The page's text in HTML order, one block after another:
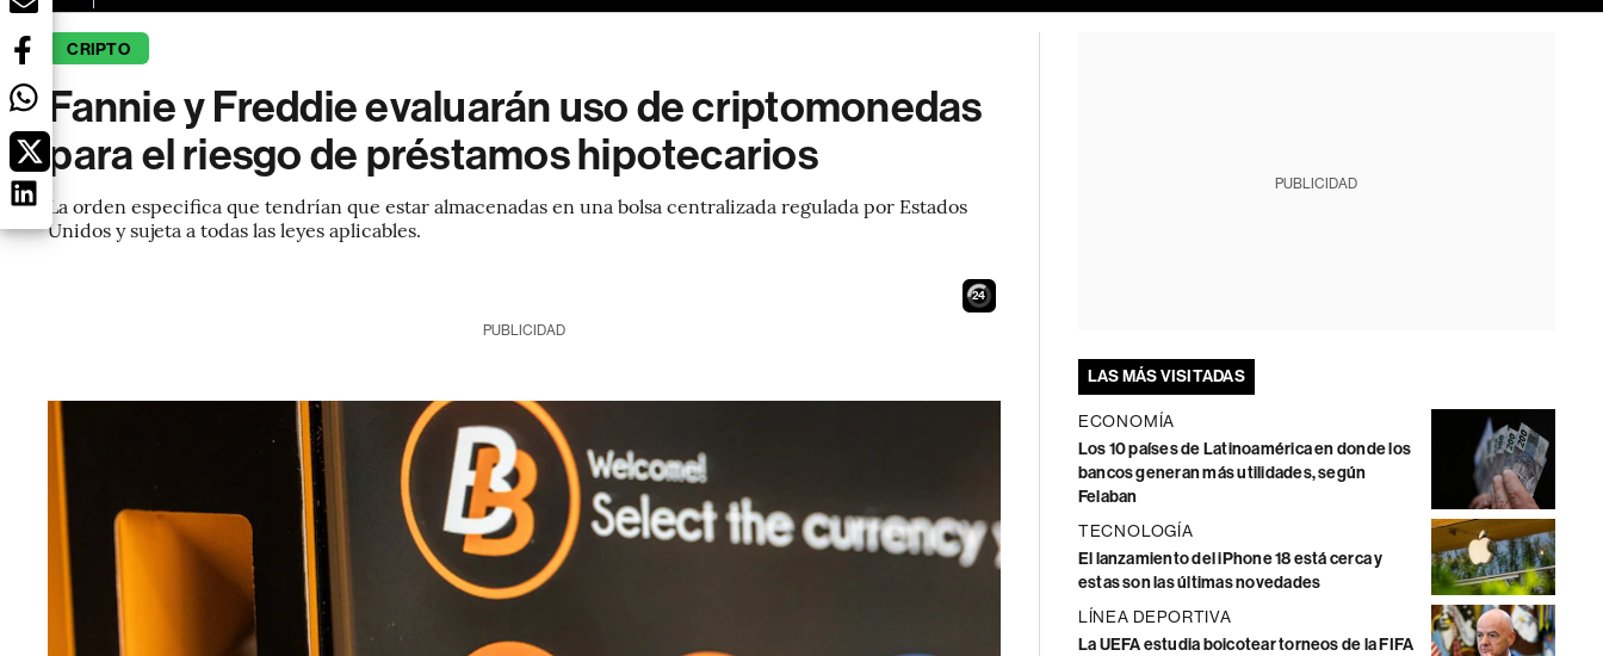
CRIPTO
Fannie y Freddie evaluarán uso de criptomonedas
para el riesgo de préstamos hipotecarios
La orden especifica que tendrían que estar almacenadas en una bolsa centralizada regulada por Estados
Unidos y sujeta a todas las leyes aplicables.
23
PUBLICIDAD
PUBLICIDAD
LAS MÁS VISITADAS
ECONOMÍA
Los 10 países de Latinoamérica en donde los
bancos generan más utilidades, según
Felaban
TECNOLOGÍA
El lanzamiento del iPhone 18 está cerca y
estas son las últimas novedades
LÍNEA DEPORTIVA
La UEFA estudia boicotear torneos de la FIFA